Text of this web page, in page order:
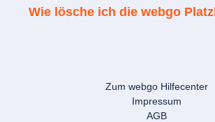
Wie lösche ich die webgo
Zum webgo Hilfecenter
Impressum
AGB